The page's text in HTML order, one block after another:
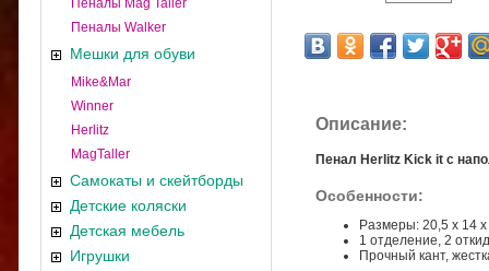
Пеналы Mag Taller
Пеналы Walker
Мешки для обуви
Mike&Mar
Winner
Herlitz
MagTaller
Самокаты и скейтборды
Детские коляски
Детская мебель
Игрушки
Описание:
Пенал Herlitz Kick it с
Особенности:
Размеры: 20,5 х 14
1 отделение, 2
Прочный кант,